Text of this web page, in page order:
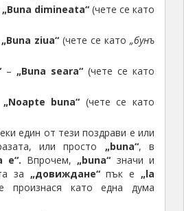
„Buna dimineata“ (чете се като
„Buna ziua“ (чете се като„бунъ
– „Buna seara“ (чете се като
„Noapte buna“ (чете се като
един от тези поздрави е или
или просто „buna“, в
е“. Впрочем, „buna“ значи и
за „довиждане“пък е „la
като една дума